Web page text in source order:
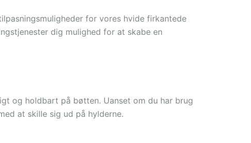
for vores hvide firkantede
dig mulighed for at skabe en
og holdbart på bøtten. Uanset om du har brug
at skille sig ud på hylderne.